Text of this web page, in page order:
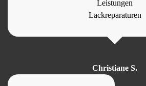
Leistungen
Lackreparaturen
Christiane S.